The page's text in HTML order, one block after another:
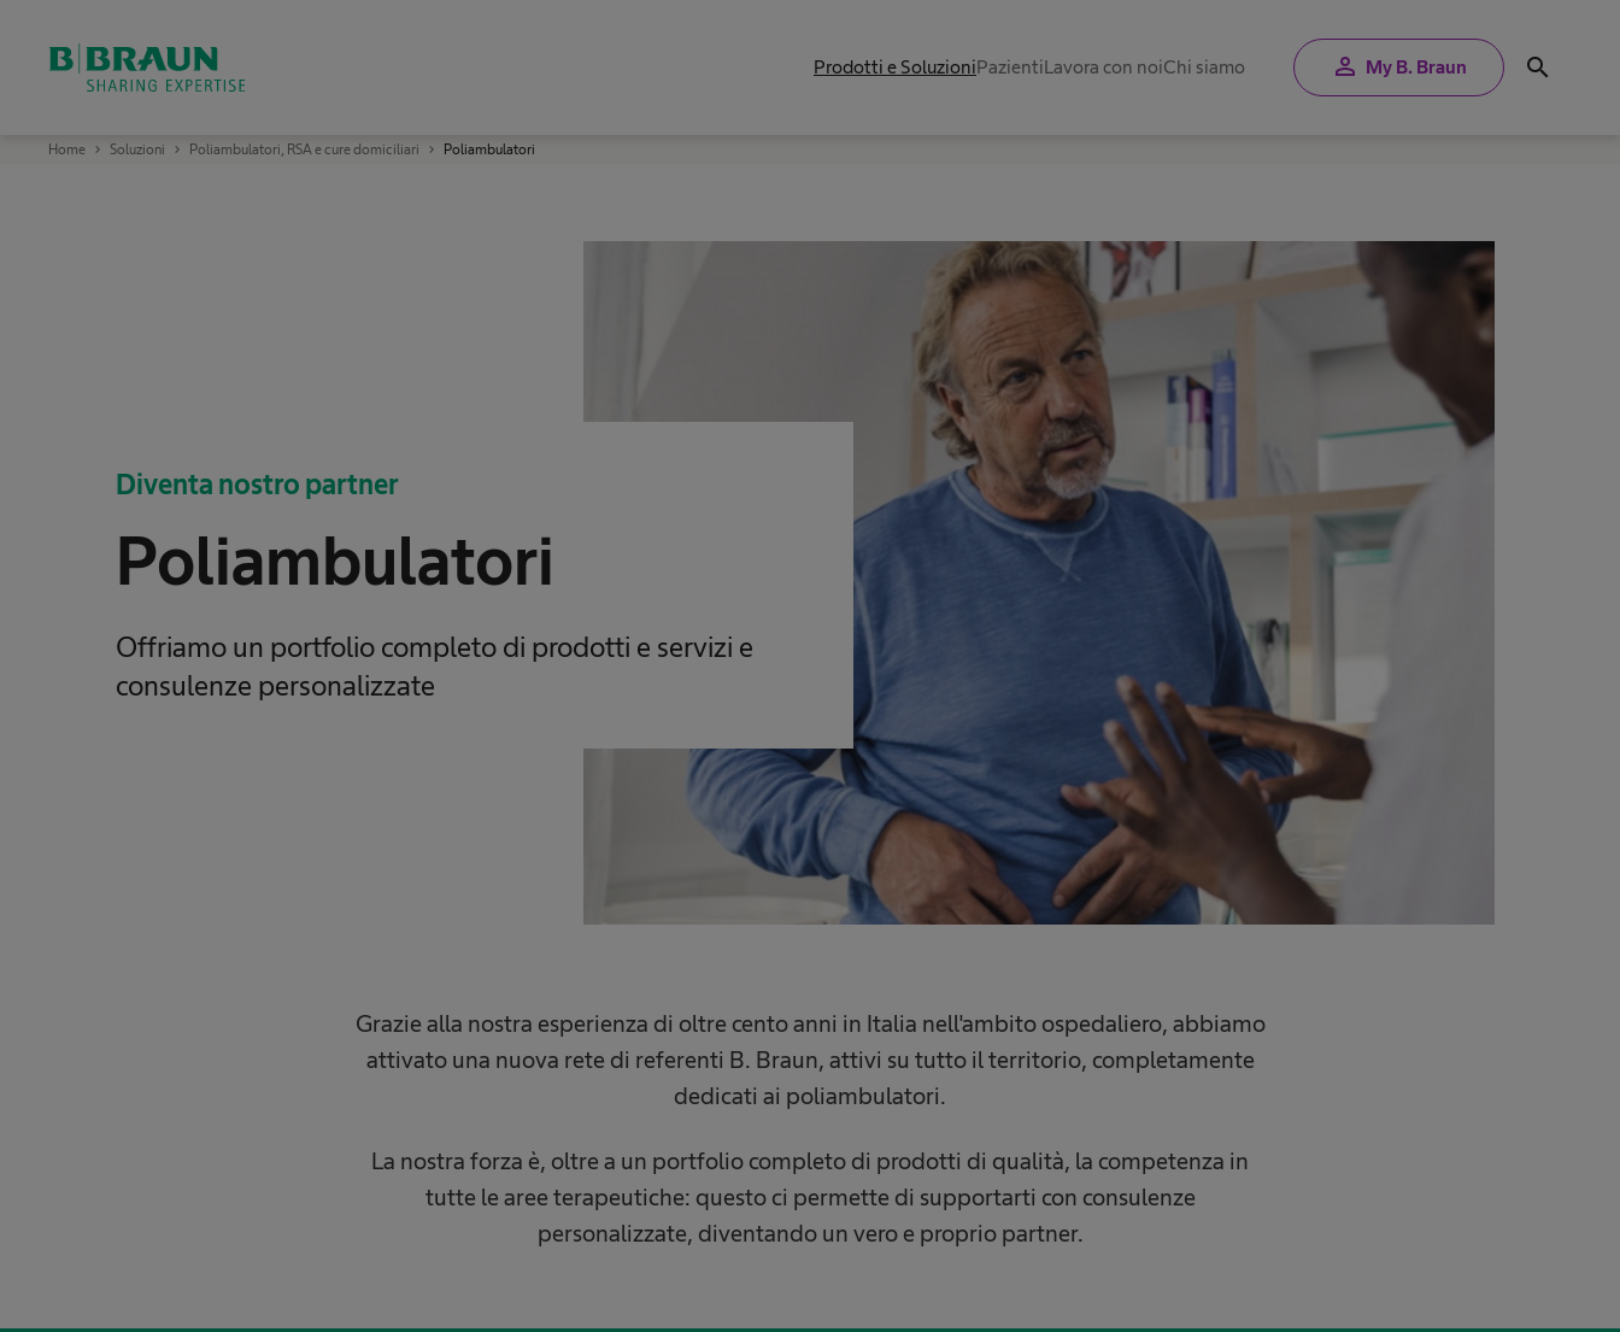
Prodotti e SoluzioniPazientiLavora con noiChi siamo person My B. Braun search
HomeB
Soluzioni Poliambulatori, RSA e cure domiciliari Poliambulatori
Diventa nostro partner
Poliambulatori
Offriamo un portfolio completo di prodotti e servizi e
consulenze personalizzate
Grazie alla nostra esperienza di oltre cento anni in Italia nell'ambito ospedaliero, abbiamo
attivato una nuova rete di referenti B. Braun, attivi su tutto il territorio, completamente
dedicati ai poliambulatori.
La nostra forza è, oltre a un portfolio completo di prodotti di qualità, la competenza in
tutte le aree terapeutiche: questo ci permette di supportarti con consulenze
personalizzate, diventando un vero e proprio partner.